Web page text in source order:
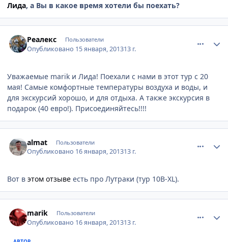
Лида, а Вы в какое время хотели бы поехать?
Реалекс Пользователи
Опубликовано 15 января, 201313 г.
Уважаемые marik и Лида! Поехали с нами в этот тур с 20
мая! Самые комфортные температуры воздуха и воды, и
для экскурсий хорошо, и для отдыха. А также экскурсия в
подарок (40 евро!). Присоединяйтесь!!!!
almat Пользователи
Опубликовано 16 января, 201313 г.
Вот в этом отзыве есть про Лутраки (тур 10B-XL).
marik Пользователи
Опубликовано 16 января, 201313 г.